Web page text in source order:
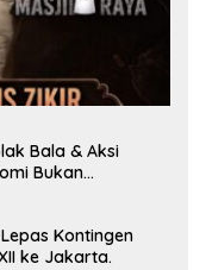
Bala & Aksi
Bukan
Kontingen
ke Jakarta.